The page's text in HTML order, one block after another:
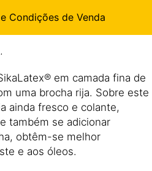
das betonilhas:
em camada fina de
uma brocha rija. Sobre este
ainda fresco e colante,
também se adicionar
obtêm-se melhor
e aos óleos.
Condições de Venda